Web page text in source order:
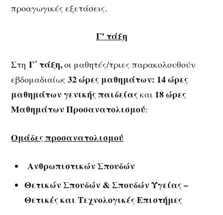
προαγωγικές εξετάσεις.
Γ’ τάξη
ΣτηΓ΄ τάξη,οι μαθητές/τριες παρακολουθούν
εβδομαδιαίως32 ώρες μαθημάτων: 14 ώρες
μαθημάτων γενικής παιδείαςκαι 18 ώρες
Μαθημάτων Προσανατολισμού:
Ομάδες προσανατολισμού
Ανθρωπιστικών Σπουδών
Θετικών Σπουδών & Σπουδών Υγείας –
Θετικές και Τεχνολογικές Επιστήμες